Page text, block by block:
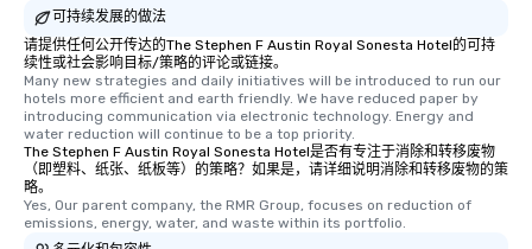
可持续发展的做法
请提供任何公开传达的The Stephen F Austin Royal Sonesta Hotel的可持
续性或社会影响目标/策略的评论或链接。
Many new strategies and daily initiatives will be introduced to run our
hotels more efficient and earth friendly. We have reduced paper by
introducing communication via electronic technology. Energy and
water reduction will continue to be a top priority.
The Stephen F Austin Royal Sonesta Hotel是否有专注于消除和转移废物
（即塑料、纸张、纸板等）的策略？如果是，请详细说明消除和转移废物的策
略。
Yes, Our parent company, the RMR Group, focuses on reduction of
emissions, energy, water, and waste within its portfolio.